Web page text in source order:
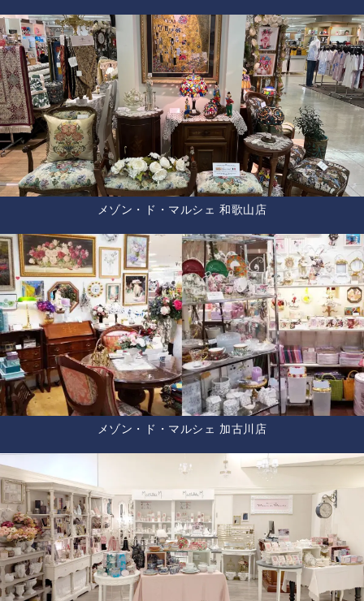
メゾン・ド・マルシェ 和歌山店
メゾン・ド・マルシェ 加古川店